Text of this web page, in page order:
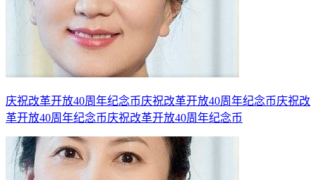
庆祝改革开放40周年纪念币庆祝改革开放40周年纪念币庆祝改
革开放40周年纪念币庆祝改革开放40周年纪念币